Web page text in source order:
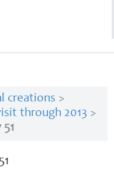
creations >
through 2013 >